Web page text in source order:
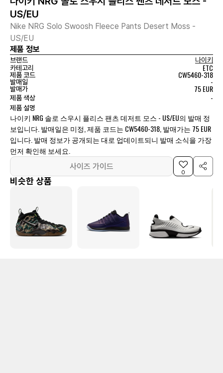
US/EU
Nike NRG Solo Swoosh Fleece Pants Desert Moss -
US/EU
제품 정보
브랜드
나이키
카테고리
ETC
제품 코드 CW5460-318
발매일 -
발매가 75 EUR
제품 색상 -
제품 설명
나이키 NRG 솔로 스우시 플리스 팬츠 데저트 모스 - US/EU의 발매 정
보입니다. 발매일은 미정, 제품 코드는 CW5460-318, 발매가는 75 EUR
입니다. 발매 정보가 공개되는 대로 업데이트되니 발매 소식을 가장
먼저 확인해 보세요.
사이즈 가이드
0
비슷한 상품